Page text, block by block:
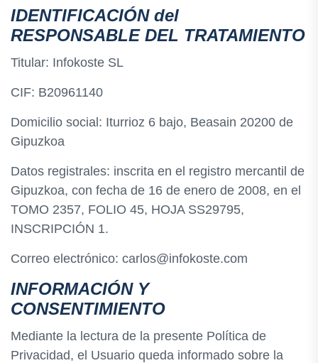
IDENTIFICACIÓN del
RESPONSABLE DEL TRATAMIENTO
Titular: Infokoste SL
CIF: B20961140
Domicilio social: Iturrioz 6 bajo, Beasain 20200 de
Gipuzkoa
Datos registrales: inscrita en el registro mercantil de
Gipuzkoa, con fecha de 16 de enero de 2008, en el
TOMO 2357, FOLIO 45, HOJA SS29795,
INSCRIPCIÓN 1.
Correo electrónico: carlos@infokoste.com
INFORMACIÓN Y
CONSENTIMIENTO
Mediante la lectura de la presente Política de
Privacidad, el Usuario queda informado sobre la